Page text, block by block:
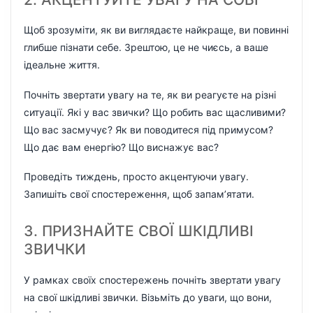
Щоб зрозуміти, як ви виглядаєте найкраще, ви повинні
глибше пізнати себе. Зрештою, це не чиєсь, а ваше
ідеальне життя.
Почніть звертати увагу на те, як ви реагуєте на різні
ситуації. Які у вас звички? Що робить вас щасливими?
Що вас засмучує? Як ви поводитеся під примусом?
Що дає вам енергію? Що виснажує вас?
Проведіть тиждень, просто акцентуючи увагу.
Запишіть свої спостереження, щоб запам’ятати.
3. ПРИЗНАЙТЕ СВОЇ ШКІДЛИВІ
ЗВИЧКИ
У рамках своїх спостережень почніть звертати увагу
на свої шкідливі звички. Візьміть до уваги, що вони,